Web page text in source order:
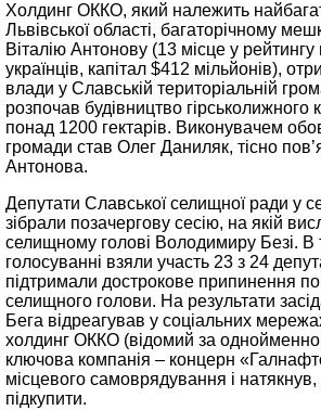
Холдинг ОККО, який належить
Львівської області, багаторічному
Віталію Антонову (13 місце у
українців, капітал $412 мільйонів),
влади у Славській територіальній
розпочав будівництво
понад 1200 гектарів. Виконувачем
громади став Олег Даниляк, тісно
Антонова.
Депутати Славської селищної ради у
зібрали позачергову сесію, на якій
селищному голові Володимиру Безі. В
голосуванні взяли участь 23 з 24
підтримали дострокове припинення
селищного голови. На результати
Бега відреагував у соціальних
холдинг ОККО (відомий за
ключова компанія – концерн
місцевого самоврядування і
підкупити.